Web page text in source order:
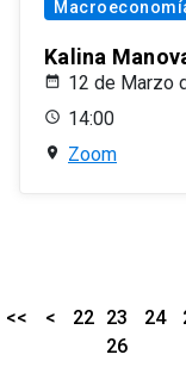
Kalina
12 de Marzo
14:00
Zoom
<< < 22 23 24
26